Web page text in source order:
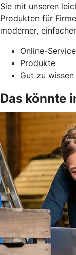
Sie mit unseren
Produkten für
moderner,
Online-
Produkte
Gut zu wissen
Das könnte